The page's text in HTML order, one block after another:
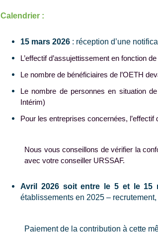
Calendrier :
15 mars 2026 : réception d’une
L’effectif d’assujettissement en fonction
Le nombre de bénéficiaires de l’OETH
Le nombre de personnes en situation
Intérim)
Pour les entreprises concernées,
Nous vous conseillons de vérifier la
avec votre conseiller URSSAF.
Avril 2026 soit entre le 5 et le 15
établissements en 2025 –
Paiement de la contribution à cette